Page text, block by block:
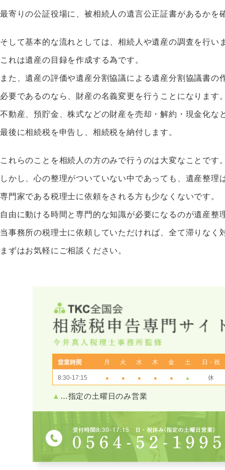
最寄りの公証役場に、被相続人の遺言公正証書があるかを
そして基本的な流れとしては、相続人や遺産の調査を行い
これは遺産の目録を作成する為です。
また、遺産の評価や遺産分割協議による遺産分割協議書の
必要であるのなら、財産の名義変更を行うことになります
不動産、預貯金、株式などの財産を売却・解約・現金化な
最後に相続税を申告し、相続税を納付します。
これらのことを相続人の方のみで行うのは大変なことです
しかし、心の整理がついていない中であっても、遺産整理
専門家である税理士に依頼をされる方も少なくないです。
自由に動ける時間と専門的な知識が必要になるのが遺産整
当事務所の税理士に依頼していただければ、全て滞りなく
まずはお気軽にご相談ください。
営業時間 月 火 水 木 金 土 日・祝
8:30-17:15 ● ● ● ● ● ▲ 休
▲ …指定の土曜日のみ営業